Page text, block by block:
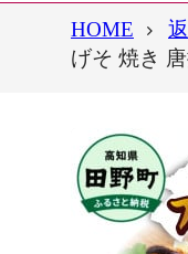
HOME
げそ 焼き